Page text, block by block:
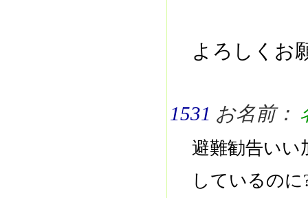
よろしくお
1531 お名前：
避難勧告いい
しているのに